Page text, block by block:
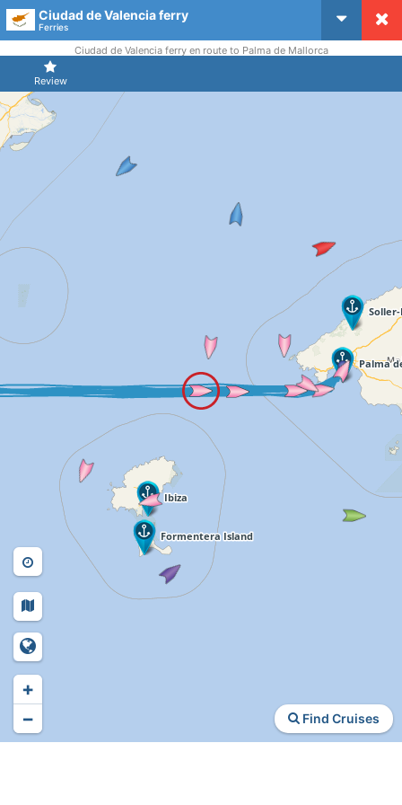
CruiseMapper
Ciudad de Valencia ferry
Ferries
Review
Ciudad de Valencia ferry en route to Palma de Mallorca
Find Cruises
+
−